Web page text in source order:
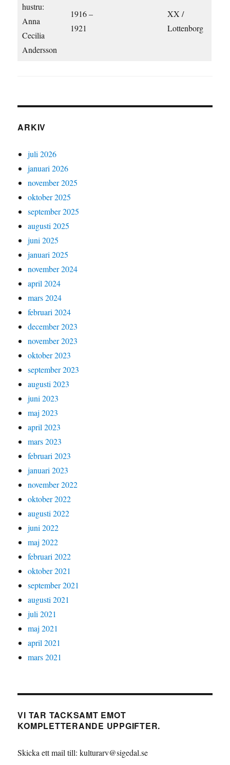
hustru:
Anna
Cecilia
Andersson
1916 –
1921
XX /
Lottenborg
ARKIV
juli 2026
januari 2026
november 2025
oktober 2025
september 2025
augusti 2025
juni 2025
januari 2025
november 2024
april 2024
mars 2024
februari 2024
december 2023
november 2023
oktober 2023
september 2023
augusti 2023
juni 2023
maj 2023
april 2023
mars 2023
februari 2023
januari 2023
november 2022
oktober 2022
augusti 2022
juni 2022
maj 2022
februari 2022
oktober 2021
september 2021
augusti 2021
juli 2021
maj 2021
april 2021
mars 2021
VI TAR TACKSAMT EMOT
KOMPLETTERANDE UPPGIFTER.
Skicka ett mail till: kulturarv@sigedal.se